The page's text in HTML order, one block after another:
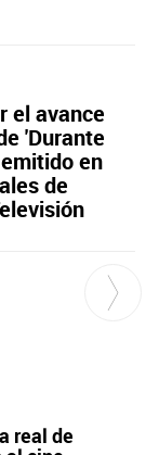
el avance
'Durante
en
de
real de